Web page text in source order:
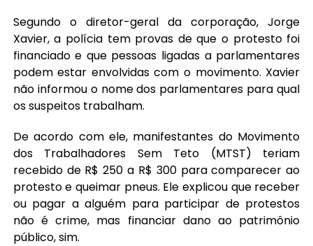
Segundo o diretor-geral da corporação, Jorge
Xavier, a polícia tem provas de que o protesto foi
financiado e que pessoas ligadas a parlamentares
podem estar envolvidas com o movimento. Xavier
não informou o nome dos parlamentares para qual
os suspeitos trabalham.
De acordo com ele, manifestantes do Movimento
dos Trabalhadores Sem Teto (MTST) teriam
recebido de R$ 250 a R$ 300 para comparecer ao
protesto e queimar pneus. Ele explicou que receber
ou pagar a alguém para participar de protestos
não é crime, mas financiar dano ao patrimônio
público, sim.